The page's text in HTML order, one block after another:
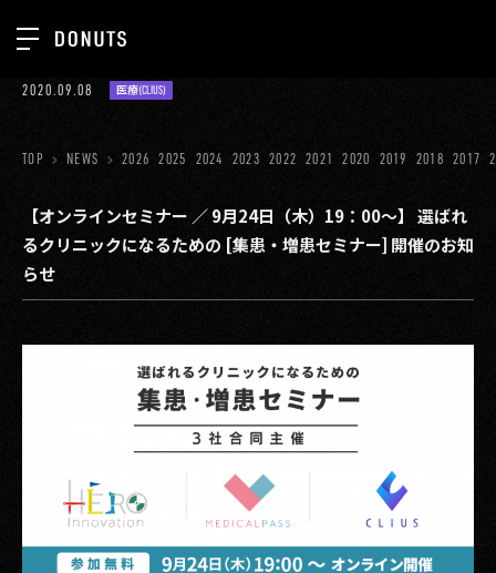
ジョブカン
ゲーム
ミクチャ
医療(CLIUS)
出版メディア
美少女図鑑
イベント
タテドラ
その他事業
TOP
ABOUT
SERVICES
GROUP
RECRUIT
CONTACT
PRIVACY POLICY
2020.09.08 医療(CLIUS)
TOP NEWS 2026 2025 2024 2023 2022 2021 2020 2019 2018 2017
【オンラインセミナー ／ 9月24日（木）19：00～】 選ばれ
るクリニックになるための [集患・増患セミナー] 開催のお知
らせ